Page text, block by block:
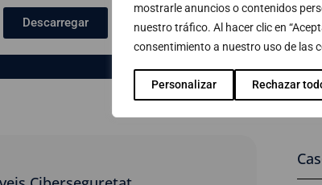
mostrarle anuncios o contenidos
nuestro tráfico. Al hacer clic en
consentimiento a nuestro uso de las
Personalizar Rechazar
Descarregar